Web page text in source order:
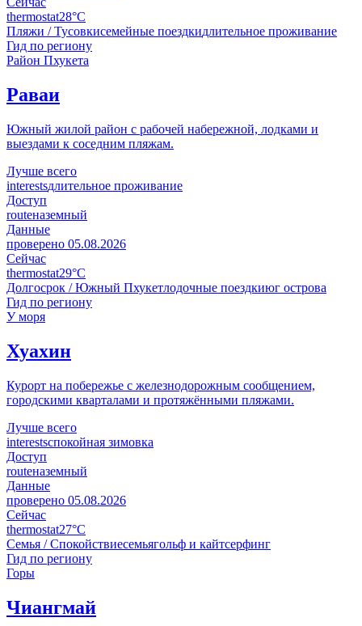
thermostat28°C
Пляжи / Тусовкисемейные поездкидлительное проживание
Гид по региону
Район Пхукета
Раваи
Южный жилой район с рабочей набережной, лодками и
выездами к соседним пляжам.
Лучше всего
interestsдлительное проживание
Доступ
routeназемный
Данные
проверено 05.08.2026
Сейчас
thermostat29°C
Долгосрок / Южный Пхукетлодочные поездкиюг острова
Гид по региону
У моря
Хуахин
Курорт на побережье с железнодорожным сообщением,
городскими кварталами и протяжёнными пляжами.
Лучше всего
interestsспокойная зимовка
Доступ
routeназемный
Данные
проверено 05.08.2026
Сейчас
thermostat27°C
Семья / Спокойствиесемьягольф и кайтсерфинг
Гид по региону
Горы
Чиангмай